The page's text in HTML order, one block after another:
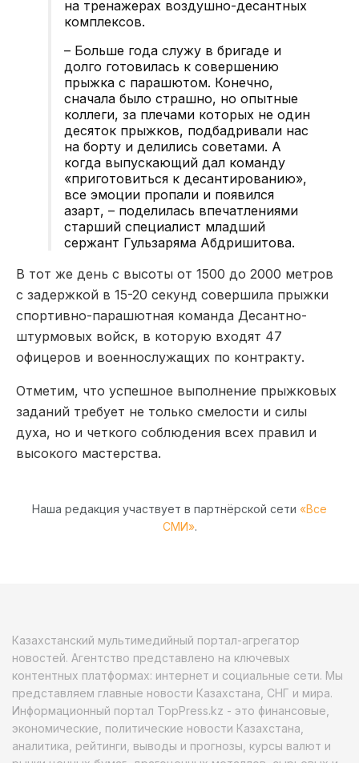
на тренажерах воздушно-десантных
комплексов.
– Больше года служу в бригаде и
долго готовилась к совершению
прыжка с парашютом. Конечно,
сначала было страшно, но опытные
коллеги, за плечами которых не один
десяток прыжков, подбадривали нас
на борту и делились советами. А
когда выпускающий дал команду
«приготовиться к десантированию»,
все эмоции пропали и появился
азарт, – поделилась впечатлениями
старший специалист младший
сержант Гульзаряма Абдришитова.
В тот же день с высоты от 1500 до 2000 метров
с задержкой в 15-20 секунд совершила прыжки
спортивно-парашютная команда Десантно-
штурмовых войск, в которую входят 47
офицеров и военнослужащих по контракту.
Отметим, что успешное выполнение прыжковых
заданий требует не только смелости и силы
духа, но и четкого соблюдения всех правил и
высокого мастерства.
Наша редакция участвует в партнёрской сети «Все
СМИ».
Казахстанский мультимедийный портал-агрегатор
новостей. Агентство представлено на ключевых
контентных платформах: интернет и социальные сети. Мы
представляем главные новости Казахстана, СНГ и мира.
Информационный портал TopPress.kz - это финансовые,
экономические, политические новости Казахстана,
аналитика, рейтинги, выводы и прогнозы, курсы валют и